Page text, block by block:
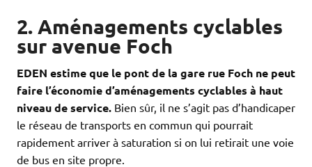
2. Aménagements cyclables
sur avenue Foch
EDEN estime que le pont de la gare rue Foch ne peut
faire l’économie d’aménagements cyclables à haut
niveau de service. Bien sûr, il ne s’agit pas d’handicaper
le réseau de transports en commun qui pourrait
rapidement arriver à saturation si on lui retirait une voie
de bus en site propre.